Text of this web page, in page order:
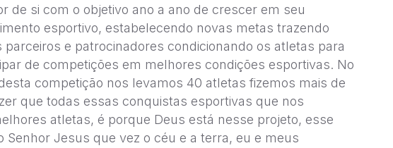
de si com o objetivo ano a ano de crescer em seu
esportivo, estabelecendo novas metas trazendo
parceiros e patrocinadores condicionando os atletas para
de competições em melhores condições esportivas. No
competição nos levamos 40 atletas fizemos mais de
que todas essas conquistas esportivas que nos
atletas, é porque Deus está nesse projeto, esse
Senhor Jesus que vez o céu e a terra, eu e meus